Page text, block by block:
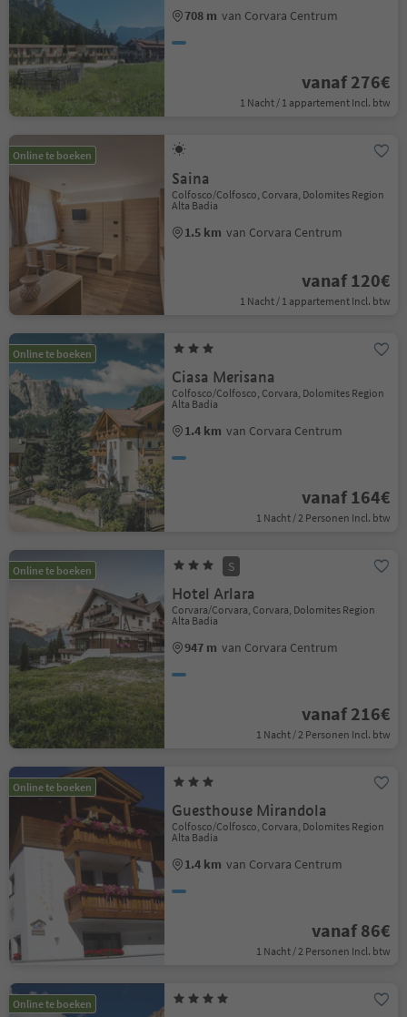
708 m van Corvara Centrum
vanaf 276€
1 Nacht / 1 appartement Incl. btw
Online te boeken
Saina
Colfosco/Colfosco, Corvara, Dolomites Region
Alta Badia
1.5 km van Corvara Centrum
vanaf 120€
1 Nacht / 1 appartement Incl. btw
Online te boeken
Ciasa Merisana
Colfosco/Colfosco, Corvara, Dolomites Region
Alta Badia
1.4 km van Corvara Centrum
vanaf 164€
1 Nacht / 2 Personen Incl. btw
Online te boeken S
Hotel Arlara
Corvara/Corvara, Corvara, Dolomites Region
Alta Badia
947 m van Corvara Centrum
vanaf 216€
1 Nacht / 2 Personen Incl. btw
Online te boeken
Guesthouse Mirandola
Colfosco/Colfosco, Corvara, Dolomites Region
Alta Badia
1.4 km van Corvara Centrum
vanaf 86€
1 Nacht / 2 Personen Incl. btw
Online te boeken